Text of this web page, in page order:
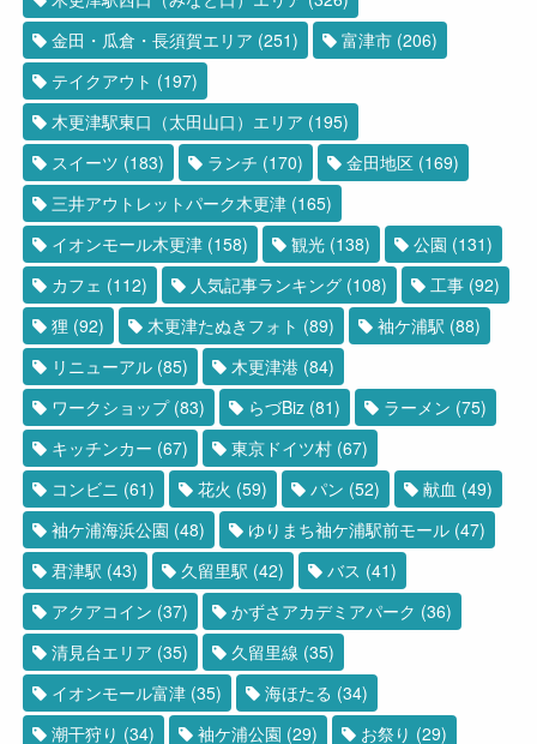
金田・瓜倉・長須賀エリア (251) 富津市 (206)
テイクアウト (197)
木更津駅東口（太田山口）エリア (195)
スイーツ (183) ランチ (170) 金田地区 (169)
三井アウトレットパーク木更津 (165)
イオンモール木更津 (158) 観光 (138) 公園 (131)
カフェ (112) 人気記事ランキング (108) 工事 (92)
狸 (92) 木更津たぬきフォト (89) 袖ケ浦駅 (88)
リニューアル (85) 木更津港 (84)
ワークショップ(83) らづBiz (81) ラーメン (75)
キッチンカー (67) 東京ドイツ村 (67)
コンビニ (61) 花火 (59) パン (52) 献血 (49)
袖ケ浦海浜公園 (48) ゆりまち袖ケ浦駅前モール (47)
君津駅 (43) 久留里駅 (42) バス (41)
アクアコイン (37) かずさアカデミアパーク (36)
清見台エリア (35) 久留里線 (35)
イオンモール富津 (35) 海ほたる (34)
潮干狩り (34) 袖ケ浦公園 (29) お祭り (29)